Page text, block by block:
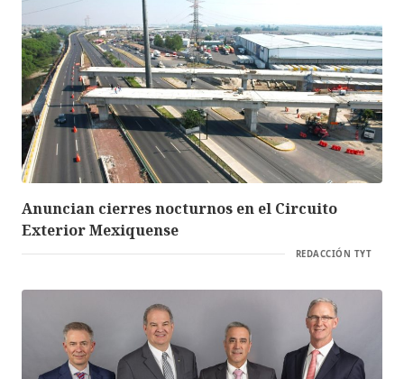
Anuncian cierres nocturnos en el Circuito
Exterior Mexiquense
REDACCIÓN TYT